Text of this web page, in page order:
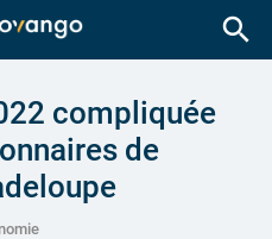
search
compliquée
de